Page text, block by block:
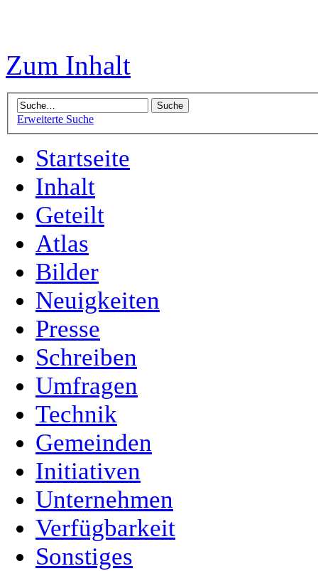
Zum Inhalt
Erweiterte Suche
Startseite
Inhalt
Geteilt
Atlas
Bilder
Neuigkeiten
Presse
Schreiben
Umfragen
Technik
Gemeinden
Initiativen
Unternehmen
Verfügbarkeit
Sonstiges